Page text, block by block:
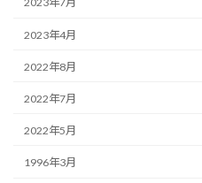
2023年4月
2022年8月
2022年7月
2022年5月
1996年3月